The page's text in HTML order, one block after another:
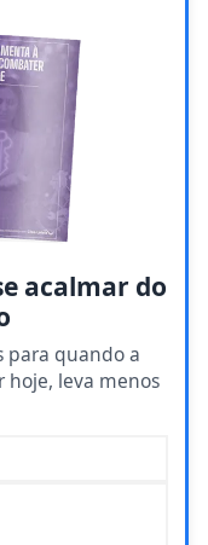
acalmar do
para quando a
hoje, leva menos